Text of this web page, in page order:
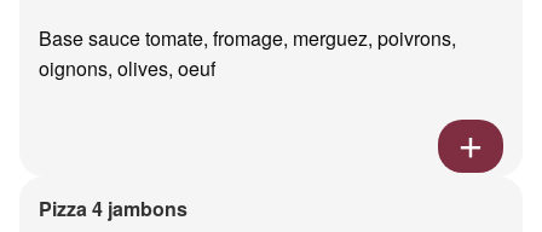
Base sauce tomate, fromage, merguez, poivrons,
oignons, olives, oeuf
Pizza 4 jambons